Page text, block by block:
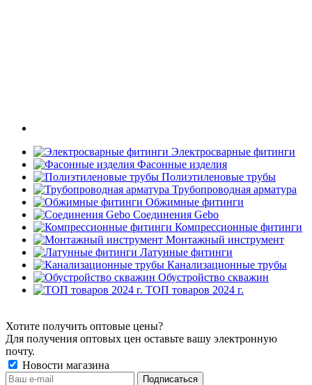
Электросварные фитинги
Фасонные изделия
Полиэтиленовые трубы
Трубопроводная арматура
Обжимные фитинги
Соединения Gebo
Компрессионные фитинги
Монтажный инструмент
Латунные фитинги
Канализационные трубы
Обустройство скважин
ТОП товаров 2024 г.
Хотите получить оптовые цены?
Для получения оптовых цен оставьте вашу электронную
почту.
Новости магазина